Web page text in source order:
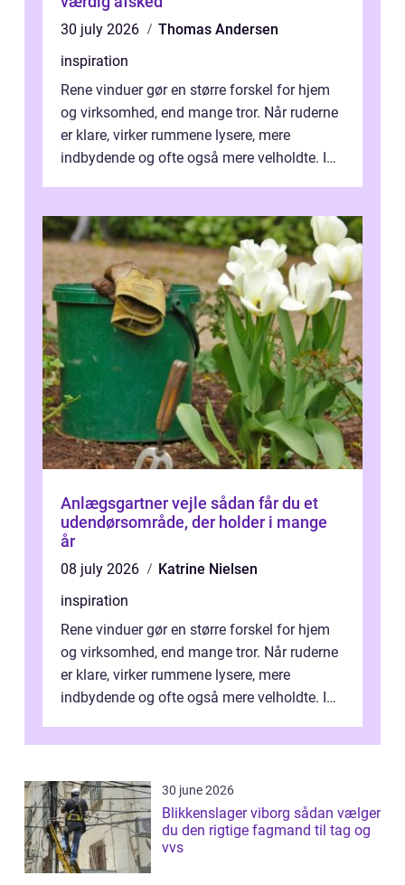
30 july 2026
Thomas Andersen
inspiration
Rene vinduer gør en større forskel for hjem
og virksomhed, end mange tror. Når ruderne
er klare, virker rummene lysere, mere
indbydende og ofte også mere velholdte. I
Anlægsgartner vejle sådan får du et
udendørsområde, der holder i mange
år
08 july 2026
Katrine Nielsen
inspiration
Rene vinduer gør en større forskel for hjem
og virksomhed, end mange tror. Når ruderne
er klare, virker rummene lysere, mere
indbydende og ofte også mere velholdte. I
30 june 2026
Blikkenslager viborg sådan vælger
du den rigtige fagmand til tag og
vvs